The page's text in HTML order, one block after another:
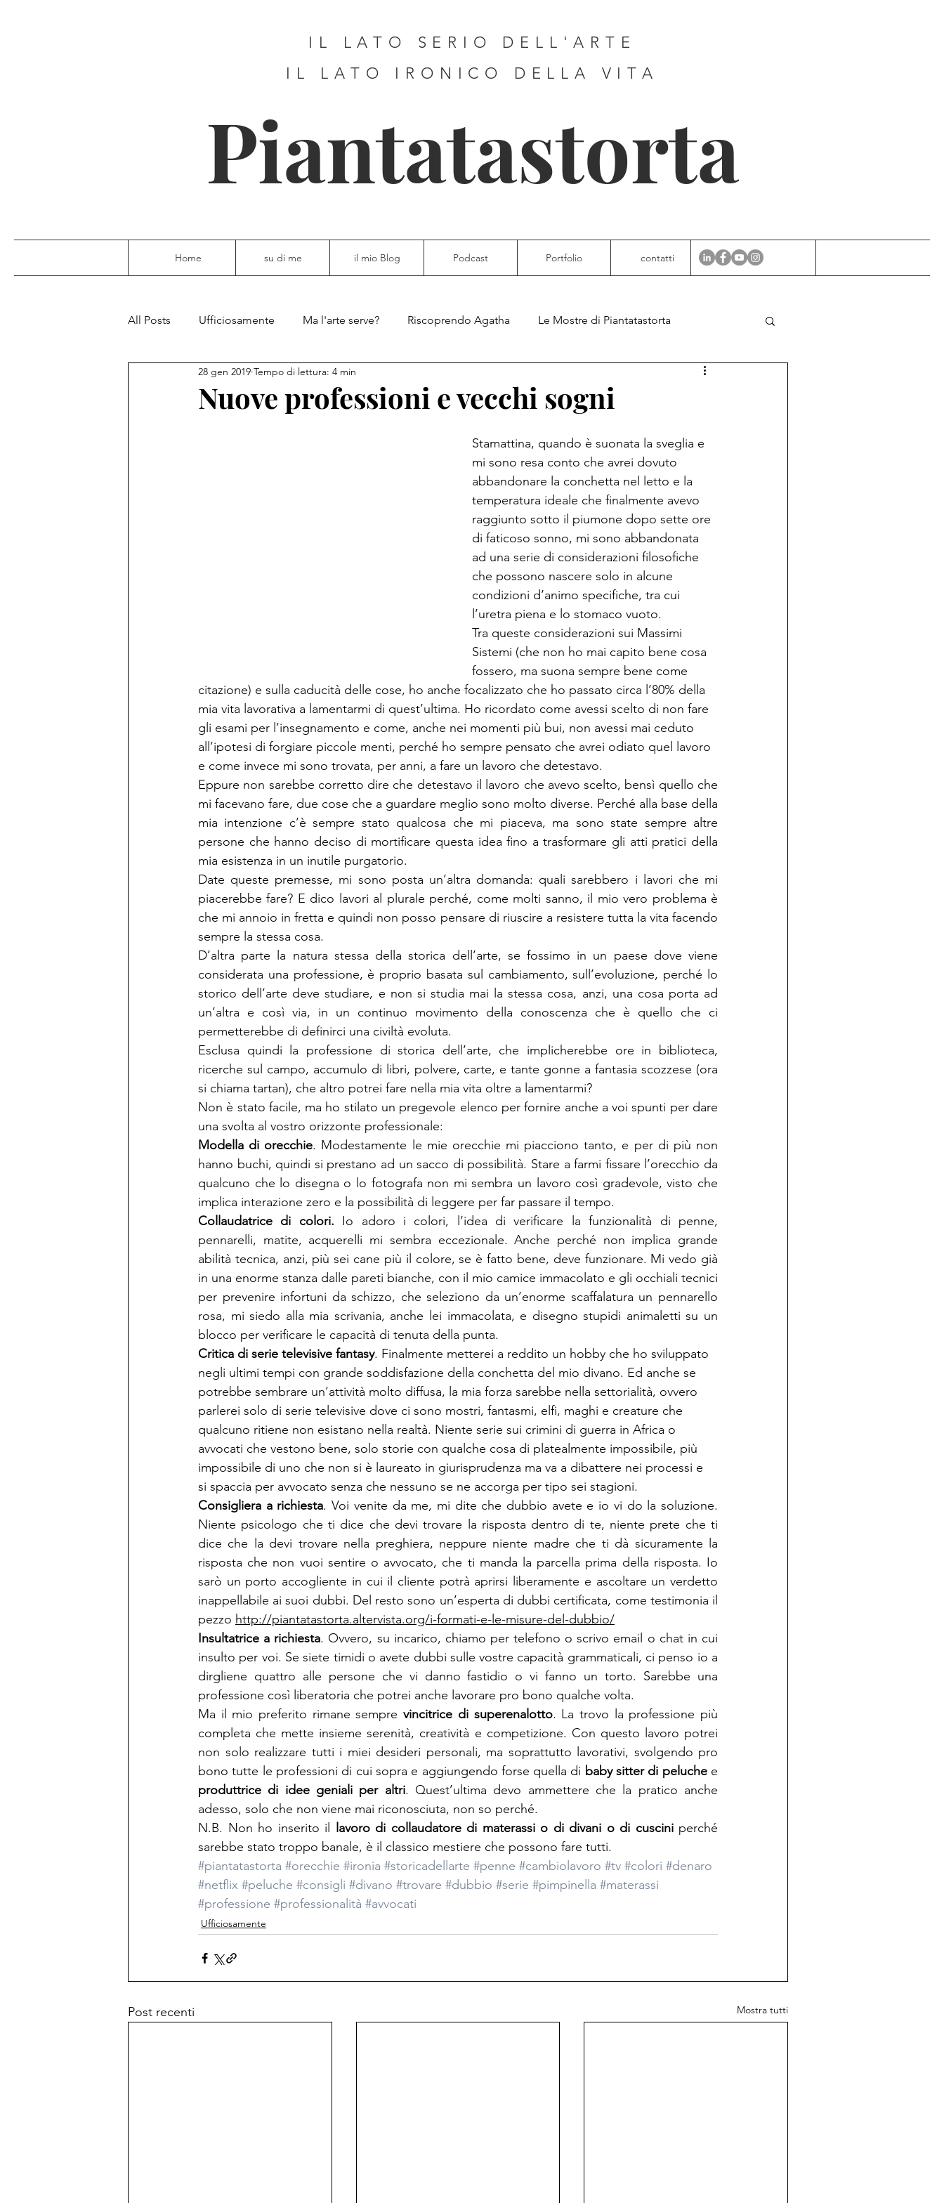
IL LATO SERIO DELL'ARTE
IL LATO IRONICO DELLA VITA
Piantatastorta
Home su di me il mio Blog Podcast Portfolio contatti
All Posts Ufficiosamente Ma l'arte serve? Riscoprendo Agatha Le Mostre di Piantatastorta
PiantataStorta Contemporanea Le ricette di Piantatastorta
Nuove professioni e vecchi sogni
28 gen 2019 Tempo di lettura: 4 min
Stamattina, quando è suonata la sveglia e
mi sono resa conto che avrei dovuto
abbandonare la conchetta nel letto e la
temperatura ideale che finalmente avevo
raggiunto sotto il piumone dopo sette ore
di faticoso sonno, mi sono abbandonata
ad una serie di considerazioni filosofiche
che possono nascere solo in alcune
condizioni d’animo specifiche, tra cui
l’uretra piena e lo stomaco vuoto.
Tra queste considerazioni sui Massimi
Sistemi (che non ho mai capito bene cosa
fossero, ma suona sempre bene come
citazione) e sulla caducità delle cose, ho anche focalizzato che ho passato circa l’80% della
mia vita lavorativa a lamentarmi di quest’ultima. Ho ricordato come avessi scelto di non fare
gli esami per l’insegnamento e come, anche nei momenti più bui, non avessi mai ceduto
all’ipotesi di forgiare piccole menti, perché ho sempre pensato che avrei odiato quel lavoro
e come invece mi sono trovata, per anni, a fare un lavoro che detestavo.
Eppure non sarebbe corretto dire che detestavo il lavoro che avevo scelto, bensì quello che
mi facevano fare, due cose che a guardare meglio sono molto diverse. Perché alla base della
mia intenzione c’è sempre stato qualcosa che mi piaceva, ma sono state sempre altre
persone che hanno deciso di mortificare questa idea fino a trasformare gli atti pratici della
mia esistenza in un inutile purgatorio.
Date queste premesse, mi sono posta un’altra domanda: quali sarebbero i lavori che mi
piacerebbe fare? E dico lavori al plurale perché, come molti sanno, il mio vero problema è
che mi annoio in fretta e quindi non posso pensare di riuscire a resistere tutta la vita facendo
sempre la stessa cosa.
D’altra parte la natura stessa della storica dell’arte, se fossimo in un paese dove viene
considerata una professione, è proprio basata sul cambiamento, sull’evoluzione, perché lo
storico dell’arte deve studiare, e non si studia mai la stessa cosa, anzi, una cosa porta ad
un’altra e così via, in un continuo movimento della conoscenza che è quello che ci
permetterebbe di definirci una civiltà evoluta.
Esclusa quindi la professione di storica dell’arte, che implicherebbe ore in biblioteca,
ricerche sul campo, accumulo di libri, polvere, carte, e tante gonne a fantasia scozzese (ora
si chiama tartan), che altro potrei fare nella mia vita oltre a lamentarmi?
Non è stato facile, ma ho stilato un pregevole elenco per fornire anche a voi spunti per dare
una svolta al vostro orizzonte professionale:
Modella di orecchie. Modestamente le mie orecchie mi piacciono tanto, e per di più non
hanno buchi, quindi si prestano ad un sacco di possibilità. Stare a farmi fissare l’orecchio da
qualcuno che lo disegna o lo fotografa non mi sembra un lavoro così gradevole, visto che
implica interazione zero e la possibilità di leggere per far passare il tempo.
Collaudatrice di colori. Io adoro i colori, l’idea di verificare la funzionalità di penne,
pennarelli, matite, acquerelli mi sembra eccezionale. Anche perché non implica grande
abilità tecnica, anzi, più sei cane più il colore, se è fatto bene, deve funzionare. Mi vedo già
in una enorme stanza dalle pareti bianche, con il mio camice immacolato e gli occhiali tecnici
per prevenire infortuni da schizzo, che seleziono da un’enorme scaffalatura un pennarello
rosa, mi siedo alla mia scrivania, anche lei immacolata, e disegno stupidi animaletti su un
blocco per verificare le capacità di tenuta della punta.
Critica di serie televisive fantasy. Finalmente metterei a reddito un hobby che ho sviluppato
negli ultimi tempi con grande soddisfazione della conchetta del mio divano. Ed anche se
potrebbe sembrare un’attività molto diffusa, la mia forza sarebbe nella settorialità, ovvero
parlerei solo di serie televisive dove ci sono mostri, fantasmi, elfi, maghi e creature che
qualcuno ritiene non esistano nella realtà. Niente serie sui crimini di guerra in Africa o
avvocati che vestono bene, solo storie con qualche cosa di platealmente impossibile, più
impossibile di uno che non si è laureato in giurisprudenza ma va a dibattere nei processi e
si spaccia per avvocato senza che nessuno se ne accorga per tipo sei stagioni.
Consigliera a richiesta. Voi venite da me, mi dite che dubbio avete e io vi do la soluzione.
Niente psicologo che ti dice che devi trovare la risposta dentro di te, niente prete che ti
dice che la devi trovare nella preghiera, neppure niente madre che ti dà sicuramente la
risposta che non vuoi sentire o avvocato, che ti manda la parcella prima della risposta. Io
sarò un porto accogliente in cui il cliente potrà aprirsi liberamente e ascoltare un verdetto
inappellabile ai suoi dubbi. Del resto sono un’esperta di dubbi certificata, come testimonia il
pezzo http://piantatastorta.altervista.org/i-formati-e-le-misure-del-dubbio/
Insultatrice a richiesta. Ovvero, su incarico, chiamo per telefono o scrivo email o chat in cui
insulto per voi. Se siete timidi o avete dubbi sulle vostre capacità grammaticali, ci penso io a
dirgliene quattro alle persone che vi danno fastidio o vi fanno un torto. Sarebbe una
professione così liberatoria che potrei anche lavorare pro bono qualche volta.
Ma il mio preferito rimane sempre vincitrice di superenalotto. La trovo la professione più
completa che mette insieme serenità, creatività e competizione. Con questo lavoro potrei
non solo realizzare tutti i miei desideri personali, ma soprattutto lavorativi, svolgendo pro
bono tutte le professioni di cui sopra e aggiungendo forse quella di baby sitter di peluche
produttrice di idee geniali per altri. Quest’ultima devo ammettere che la pratico anche
adesso, solo che non viene mai riconosciuta, non so perché.
N.B. Non ho inserito il
lavoro di collaudatore di materassi o di divani o di cuscini perché
sarebbe stato troppo banale, è il classico mestiere che possono fare tutti.
#piantatastorta #orecchie #ironia #storicadellarte #penne #cambiolavoro #tv #colori #denaro
#netflix #peluche #consigli #divano #trovare #dubbio #serie #pimpinella #materassi
#professione #professionalità #avvocati
Ufficiosamente
Post recenti Mostra tutti